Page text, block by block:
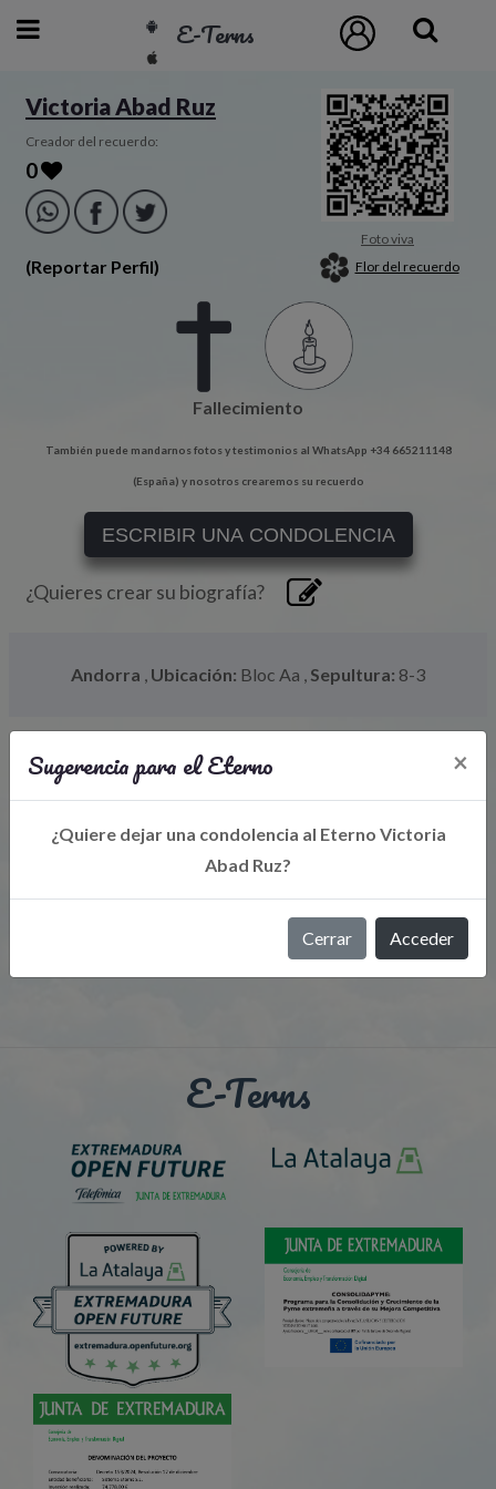
E-Terns
ESP
ENG
POR
Inicio
Acceso
Victoria Abad Ruz
Creador del recuerdo:
0
(Reportar Perfil)
Foto viva
Flor del recuerdo
Fallecimiento
También puede mandarnos fotos y testimonios al WhatsApp +34 665211148
(España) y nosotros crearemos su recuerdo
ESCRIBIR UNA CONDOLENCIA
¿Quieres crear su biografía?
Andorra , Ubicación: Bloc Aa , Sepultura: 8-3
Libro de Eterno
Sugerencia para el Eterno ×
¿Quiere dejar una condolencia al Eterno Victoria
Abad Ruz?
Cerrar Acceder
E-Terns